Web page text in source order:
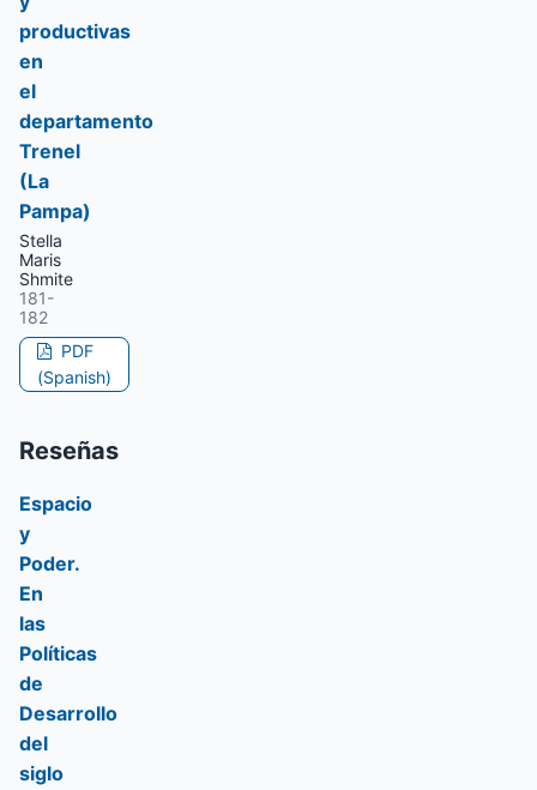
productivas
en
el
departamento
Trenel
(La
Pampa)
Stella
Maris
Shmite
181-
182
PDF
(Spanish)
Reseñas
Espacio
y
Poder.
En
las
Políticas
de
Desarrollo
del
siglo